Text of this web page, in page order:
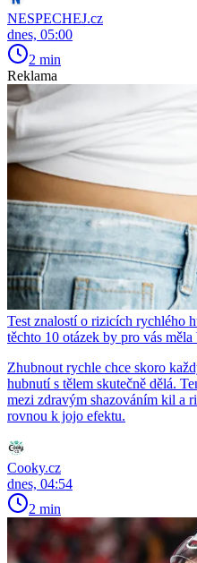
NESPECHEJ.cz
dnes, 05:00
2 min
Reklama
Test znalostí o rizicích rychlého
těchto 10 otázek by pro vás měla
Zhubnout rychle chce skoro
hubnutí s tělem skutečně dělá.
mezi zdravým shazováním kil a
rovnou k jojo efektu.
Cooky.cz
dnes, 04:54
2 min